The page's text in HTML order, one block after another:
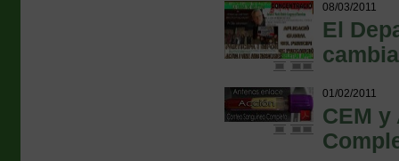
08/03/2011
El
01/02/2011
CEM